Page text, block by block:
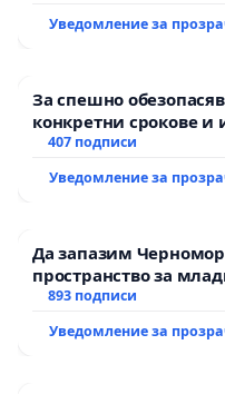
Уведомление за
За спешно
конкретни срокове и
рехабилитация на
Мирово - к.к. Момин
407 подписи
Уведомление за
Да запазим
пространство за
893 подписи
Уведомление за